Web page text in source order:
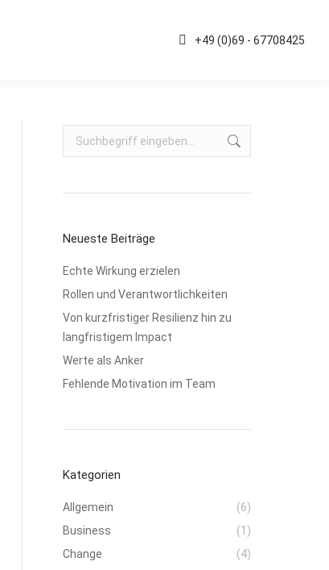
+49 (0)69 - 67708425
Search:
Neueste Beiträge
Echte Wirkung erzielen
Rollen und Verantwortlichkeiten
Von kurzfristiger Resilienz hin zu
langfristigem Impact
Werte als Anker
Fehlende Motivation im Team
Kategorien
Allgemein
(6)
Business
(1)
Change
(4)